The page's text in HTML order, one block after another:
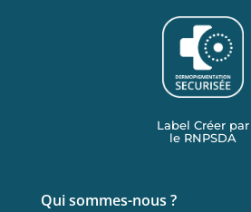
Label Créer par
le RNPSDA
Qui sommes-nous ?